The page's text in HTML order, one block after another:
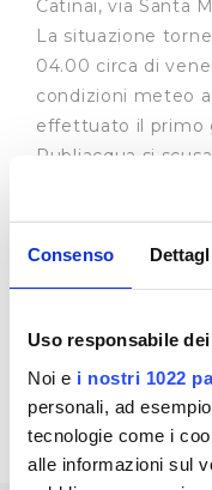
Consenso
Uso responsabile
Noi e i nostri 1022
personali, ad
tecnologie come i
alle informazioni sul
Catinai, via Santa
La situazione
04.00 circa di
condizioni meteo
effettuato il primo
Publiacqua si